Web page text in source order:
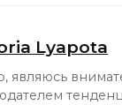
Lyapota
являюсь